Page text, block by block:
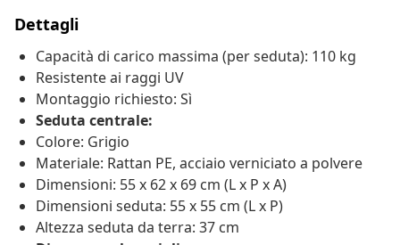
Dettagli
Capacità di carico massima (per seduta): 110 kg
Resistente ai raggi UV
Montaggio richiesto: Sì
Seduta centrale:
Colore: Grigio
Materiale: Rattan PE, acciaio verniciato a polvere
Dimensioni: 55 x 62 x 69 cm (L x P x A)
Dimensioni seduta: 55 x 55 cm (L x P)
Altezza seduta da terra: 37 cm